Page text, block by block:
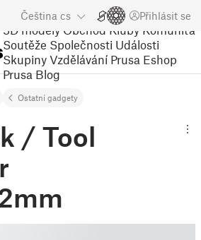
Čeština cs Přihlásit se
3D modely Obchod Kluby Komunita
Soutěže Společnosti Události
Skupiny Vzdělávání Prusa Eshop
Prusa Blog
Ostatní gadgety
/ Tool